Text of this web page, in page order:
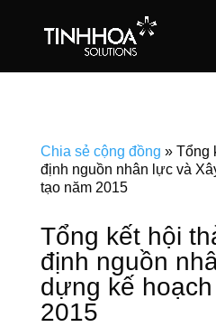
Chia sẻ cộng đồng » Tổng
định nguồn nhân lực và
tạo năm 2015
Tổng kết hội
định nguồn
dựng kế
2015